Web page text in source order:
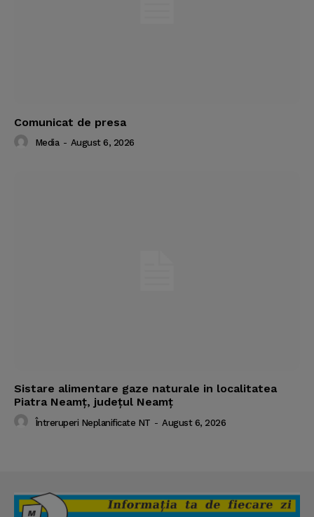
Comunicat de presa
Media - August 6, 2026
Sistare alimentare gaze naturale in localitatea
Piatra Neamț, județul Neamț
Întreruperi Neplanificate NT - August 6, 2026